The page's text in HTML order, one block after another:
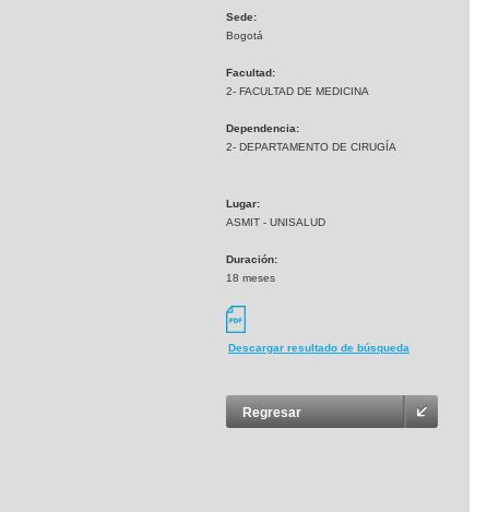
Sede:
Bogotá
Facultad:
2- FACULTAD DE MEDICINA
Dependencia:
2- DEPARTAMENTO DE CIRUGÍA
Lugar:
ASMIT - UNISALUD
Duración:
18 meses
Descargar resultado de búsqueda
Regresar